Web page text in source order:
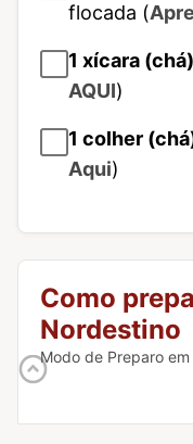
flocada (
1 xícara (chá)
AQUI)
1 colher
Aqui)
Como
Nordestino
Modo de Preparo em